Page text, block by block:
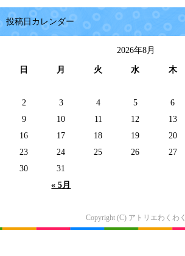
投稿日カレンダー
2026年8月
日 月 火 水 木
« 5月
2
3 4 5 6
9
10 11 12 13
16
17 18 19 20
23
24 25 26 27
30
31
Copyright (C) アトリエわくわく